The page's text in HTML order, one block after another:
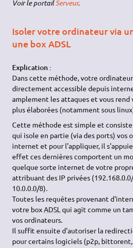
Voir le portailServeur.
Isoler votre ordinateur via
une box ADSL
Explication :
Dans cette méthode, votre ordinateur
directement accessible depuis
amplement les attaques et vous rend
plus élaborées (notamment sous
Cette méthode est simple et consiste
qui isole en partie (via des ports) vos
internet et pour l'appliquer, il
effet ces dernières comportent un
quelque sorte internet de votre
attribuant des IP privées
10.0.0.0/8).
Toutes les requêtes provenant
votre boxADSL qui agit comme un
vos ordinateurs.
Il suffit ensuite d'autoriser la
pour certains logiciels (p2p,